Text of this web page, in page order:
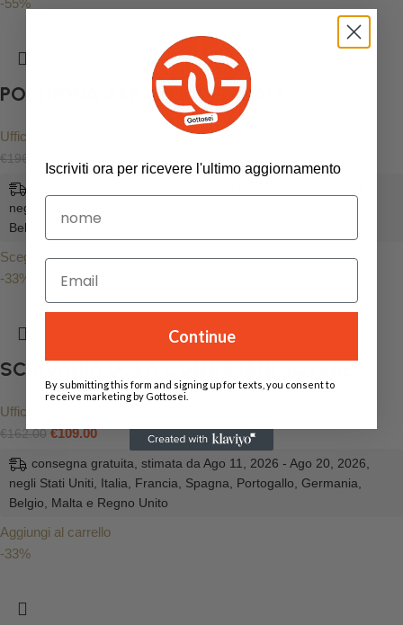
POLTRONA AKKA DIRIGENZIALE
Ufficio
€196.00
negli Stati Uniti, Italia, Francia, Spagna, Portogallo, Germania,
Belgio, Malta e Regno Unito
Scegli
-33%
SCRIVANIA UCLA CON RIPIANI ROVERE
Ufficio
€162.00 €109.00
consegna gratuita, stimata da Ago 11, 2026 - Ago 20, 2026,
negli Stati Uniti, Italia, Francia, Spagna, Portogallo, Germania,
Belgio, Malta e Regno Unito
Aggiungi al carrello
-33%
Iscriviti ora per ricevere l'ultimo aggiornamento
Continue
By submitting this form and signing up for texts, you consent to
receive marketing by Gottosei.